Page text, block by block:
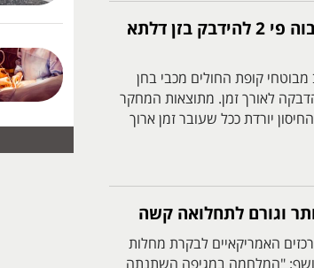
למתחסנים לקורונה בינואר סיכוי גבוה פי 2 להידבק בזן דלתא
קופת החולים מכבי בחן
לאורך זמן. מתוצאות המחקר
יורדת ככל שעובר זמן ארוך
וגורם לתחלואה קשה
האמריקאיים לבקרת מחלות